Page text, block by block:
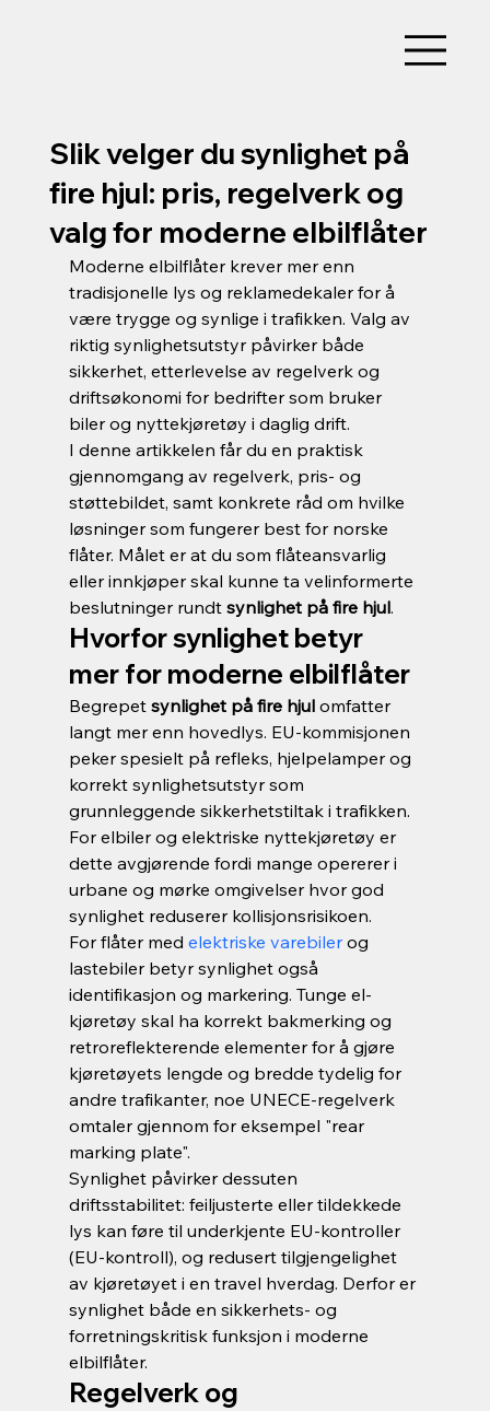
Slik velger du synlighet på
fire hjul: pris, regelverk og
valg for moderne elbilflåter
Moderne elbilflåter krever mer enn
tradisjonelle lys og reklamedekaler for å
være trygge og synlige i trafikken. Valg av
riktig synlighetsutstyr påvirker både
sikkerhet, etterlevelse av regelverk og
driftsøkonomi for bedrifter som bruker
biler og nyttekjøretøy i daglig drift.
I denne artikkelen får du en praktisk
gjennomgang av regelverk, pris- og
støttebildet, samt konkrete råd om hvilke
løsninger som fungerer best for norske
flåter. Målet er at du som flåteansvarlig
eller innkjøper skal kunne ta velinformerte
beslutninger rundt synlighet på fire hjul.
Hvorfor synlighet betyr
mer for moderne elbilflåter
Begrepet synlighet på fire hjul omfatter
langt mer enn hovedlys. EU-kommisjonen
peker spesielt på refleks, hjelpelamper og
korrekt synlighetsutstyr som
grunnleggende sikkerhetstiltak i trafikken.
For elbiler og elektriske nyttekjøretøy er
dette avgjørende fordi mange opererer i
urbane og mørke omgivelser hvor god
synlighet reduserer kollisjonsrisikoen.
For flåter med elektriske varebiler og
lastebiler betyr synlighet også
identifikasjon og markering. Tunge el-
kjøretøy skal ha korrekt bakmerking og
retroreflekterende elementer for å gjøre
kjøretøyets lengde og bredde tydelig for
andre trafikanter, noe UNECE-regelverk
omtaler gjennom for eksempel "rear
marking plate".
Synlighet påvirker dessuten
driftsstabilitet: feiljusterte eller tildekkede
lys kan føre til underkjente EU-kontroller
(EU-kontroll), og redusert tilgjengelighet
av kjøretøyet i en travel hverdag. Derfor er
synlighet både en sikkerhets- og
forretningskritisk funksjon i moderne
elbilflåter.
Regelverk og